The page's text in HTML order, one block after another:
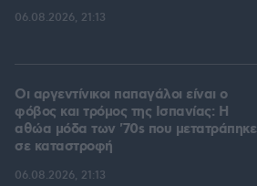
06.08.2026, 21:13
Οι αργεντίνικοι παπαγάλοι είναι ο
φόβος και τρόμος της Ισπανίας: Η
αθώα μόδα των '70s που μετατράπηκε
σε καταστροφή
06.08.2026, 21:13